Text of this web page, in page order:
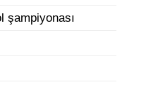
şampiyonası